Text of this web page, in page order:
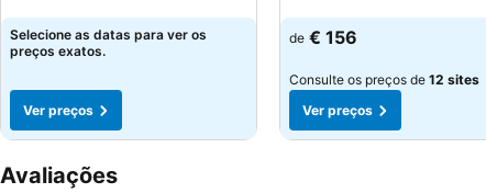
Selecione as datas para ver os
preços exatos.
Ver preços
de € 156
Consulte os preços de 12 sites
Ver preços
Avaliações